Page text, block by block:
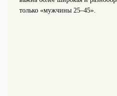
только «мужчины 25–45».